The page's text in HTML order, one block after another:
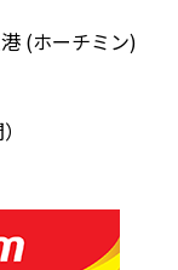
(ホーチミン)
）